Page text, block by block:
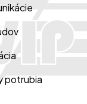
potrubia